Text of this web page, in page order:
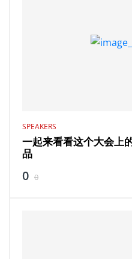
SPEAKERS
一起来看看这个大会上
品
0 0